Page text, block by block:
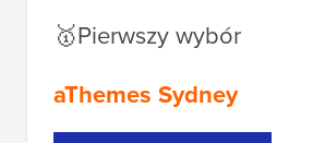
🥇Pierwszy wybór
aThemes Sydney